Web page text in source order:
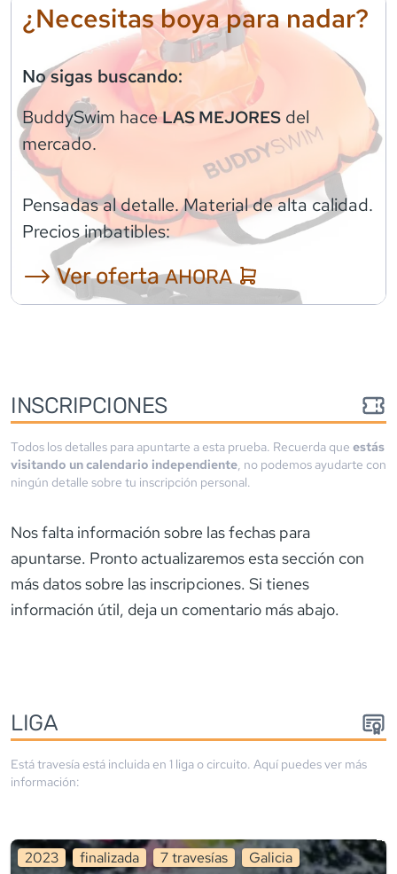
¿Necesitas boya para nadar?
No sigas buscando:
BuddySwim haceLAS MEJORES del
mercado.
Pensadas al detalle. Material de alta calidad.
Precios imbatibles:
⟶ Ver ofertaAHORA
INSCRIPCIONES
Todos los detalles para apuntarte a esta prueba. Recuerda que estás
visitando un calendario independiente, no podemos ayudarte con
ningún detalle sobre tu inscripción personal.
Nos falta información sobre las fechas para
apuntarse. Pronto actualizaremos esta sección con
más datos sobre las inscripciones. Si tienes
información útil, deja un comentario más abajo.
LIGA
Está travesía está incluida en 1 liga o circuito. Aquí puedes ver más
información:
2023 finalizada 7travesías Galicia